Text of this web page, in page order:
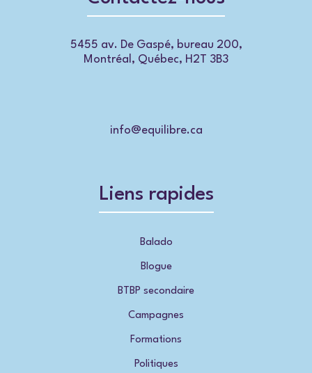
5455 av. De Gaspé, bureau 200,
Montréal, Québec, H2T 3B3
info@equilibre.ca
Liens rapides
Balado
Blogue
BTBP secondaire
Campagnes
Formations
Politiques